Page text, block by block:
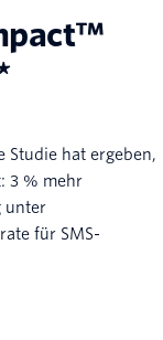
Studie hat ergeben,
3 % mehr
unter
für SMS-